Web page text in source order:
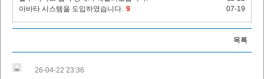
아바타 시스템을 도입하였습니다. 9 07-19
목록
26-04-22 23:36